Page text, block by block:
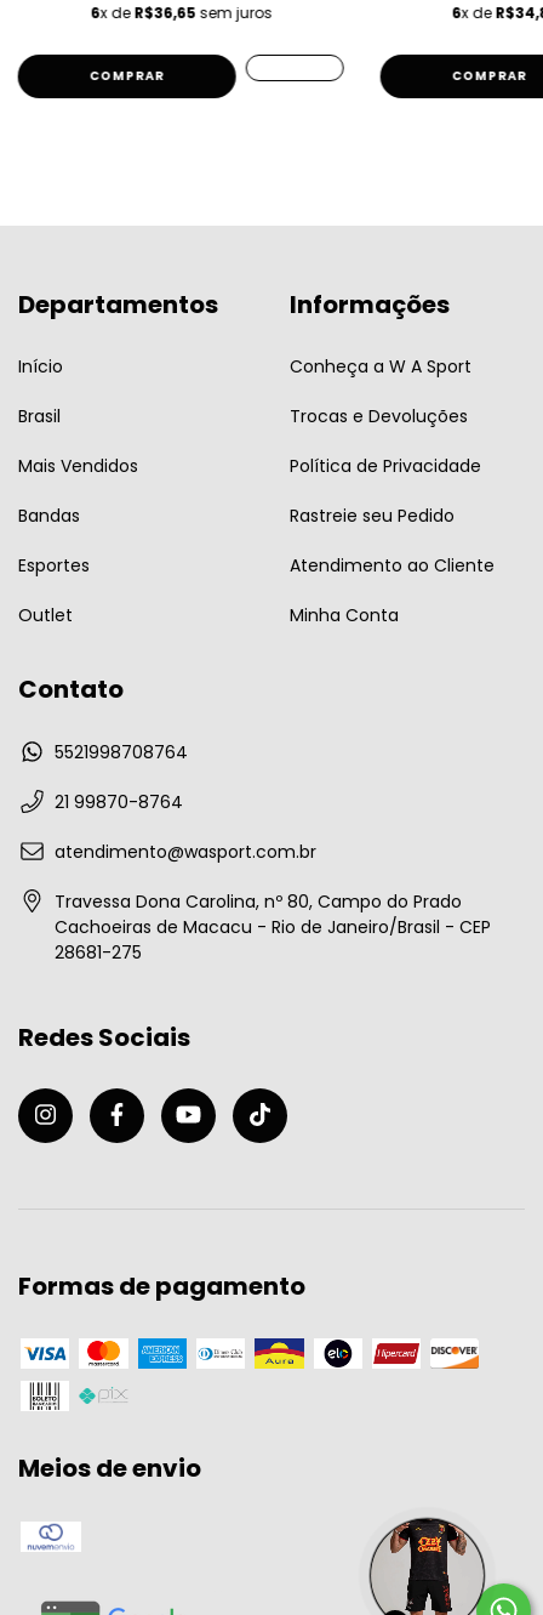
6x deR$36,65 sem juros
COMPRAR
6x de
COMPRAR
Departamentos
Início
Brasil
Mais Vendidos
Bandas
Esportes
Outlet
Informações
Conheça a W A Sport
Trocas e Devoluções
Política de Privacidade
Rastreie seu Pedido
Atendimento ao Cliente
Minha Conta
Contato
5521998708764
21 99870-8764
atendimento@wasport.com.br
Travessa Dona Carolina, nº 80, Campo do Prado
Cachoeiras de Macacu - Rio de Janeiro/Brasil - CEP
28681-275
Redes Sociais
Formas de pagamento
Meios de envio